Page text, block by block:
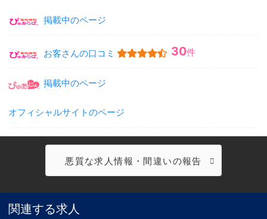
掲載中のページ
お客さんの口コミ 30件
掲載中のページ
オフィシャルサイトのページ
悪質な求人情報・間違いの報告
関連する求人